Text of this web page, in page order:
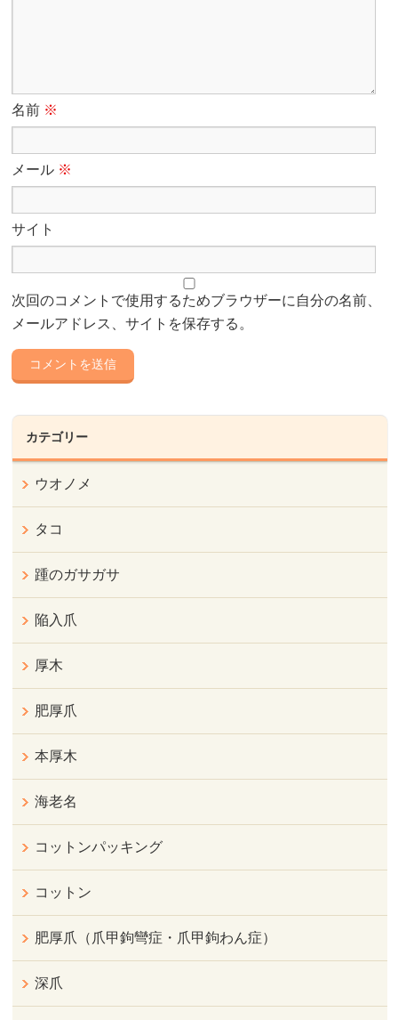
名前 ※
メール ※
サイト
次回のコメントで使用するためブラウザーに自分の名前、
メールアドレス、サイトを保存する。
カテゴリー
ウオノメ
タコ
踵のガサガサ
陥入爪
厚木
肥厚爪
本厚木
海老名
コットンパッキング
コットン
肥厚爪（爪甲鉤彎症・爪甲鉤わん症）
深爪